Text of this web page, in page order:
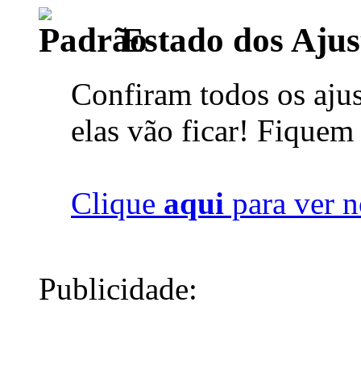
Estado dos
Confiram todos os
elas vão ficar!
Clique aqui para ver
Publicidade: